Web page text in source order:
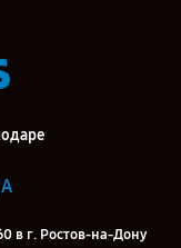
в г. Ростов-на-Дону